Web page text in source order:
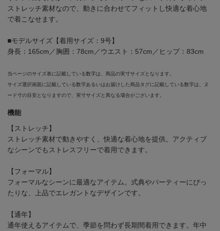
ストレッチ素材なので、動きに合わせてフィットし快適な着心地
で着こなせます。
■モデルサイズ【着用サイズ：9号】
身長：165cm／胸囲：78cm／ウエスト：57cm／ヒップ：83cm
当ページのサイズ表に記載している数字は、商品の実寸サイズとなります。
サイズ選択画面に記載している数字あるいはお届けした商品タグに記載している数字は、ヌ
ード寸の目安となりますので、実寸サイズと異なる場合がございます。
機能
【ストレッチ】
ストレッチ素材で動きやすく、快適な着心地を提供。アクティブ
なシーンでもストレスフリーで着用できます。
【フォーマル】
フォーマルなシーンに最適なアイテム。式典やパーティーにぴっ
たりな、上品でエレガントなデザインです。
【通年】
通年使えるアイテムで、季節を問わず長期間着用できます。年中